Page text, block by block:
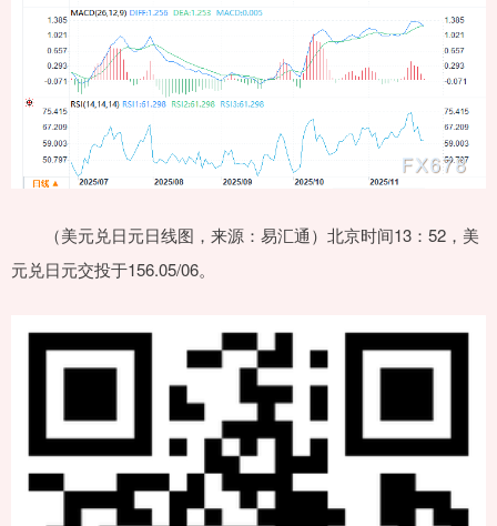
（美元兑日元日线图，来源：易汇通）北京时间13：52，美
元兑日元交投于156.05/06。